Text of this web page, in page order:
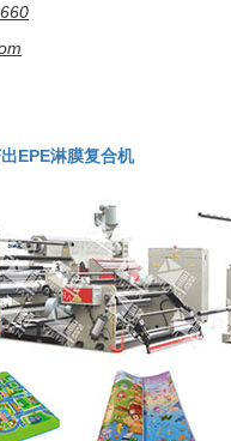
EPE淋膜复合机